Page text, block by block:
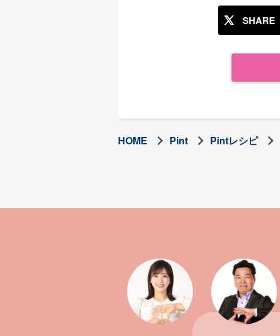
SHARE
HOME Pint Pintレシピ